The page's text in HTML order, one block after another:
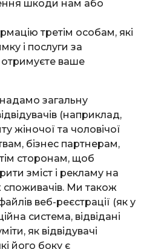
шкоди нам або
третім особам, які
і послуги за
ваше
загальну
(наприклад,
жіночої та чоловічої
бізнес партнерам,
сторонам, щоб
зміст і рекламу на
Ми також
веб-реєстрації (як у
система, відвідані
як відвідувачі
його боку є